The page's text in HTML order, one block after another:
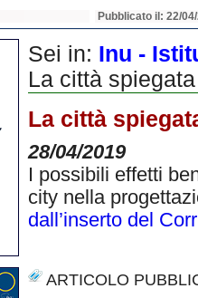
Pubblicato il: 22/
Sei in: Inu -
La città
La città
28/04/2019
I possibili effetti
city nella
dall’inserto del
ARTICOLO